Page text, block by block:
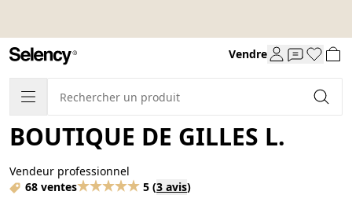
Vendre
BOUTIQUE DE GILLES L.
Vendeur professionnel
68 ventes
5 (3 avis)